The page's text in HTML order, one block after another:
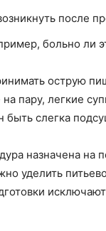
после
больно ли
острую
пару, легкие
быть слегка
назначена на
уделить